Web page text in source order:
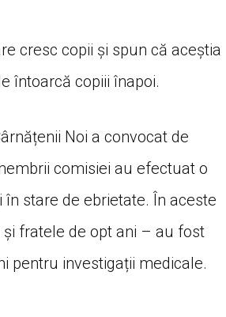
cresc copii și spun că aceștia
întoarcă copiii înapoi.
Noi a convocat de
comisiei au efectuat o
stare de ebrietate. În aceste
și fratele de opt ani – au fost
pentru investigații medicale.